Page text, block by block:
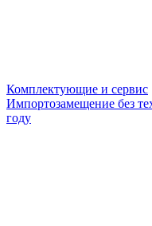
Комплектующие и сервис
Импортозамещение без
году